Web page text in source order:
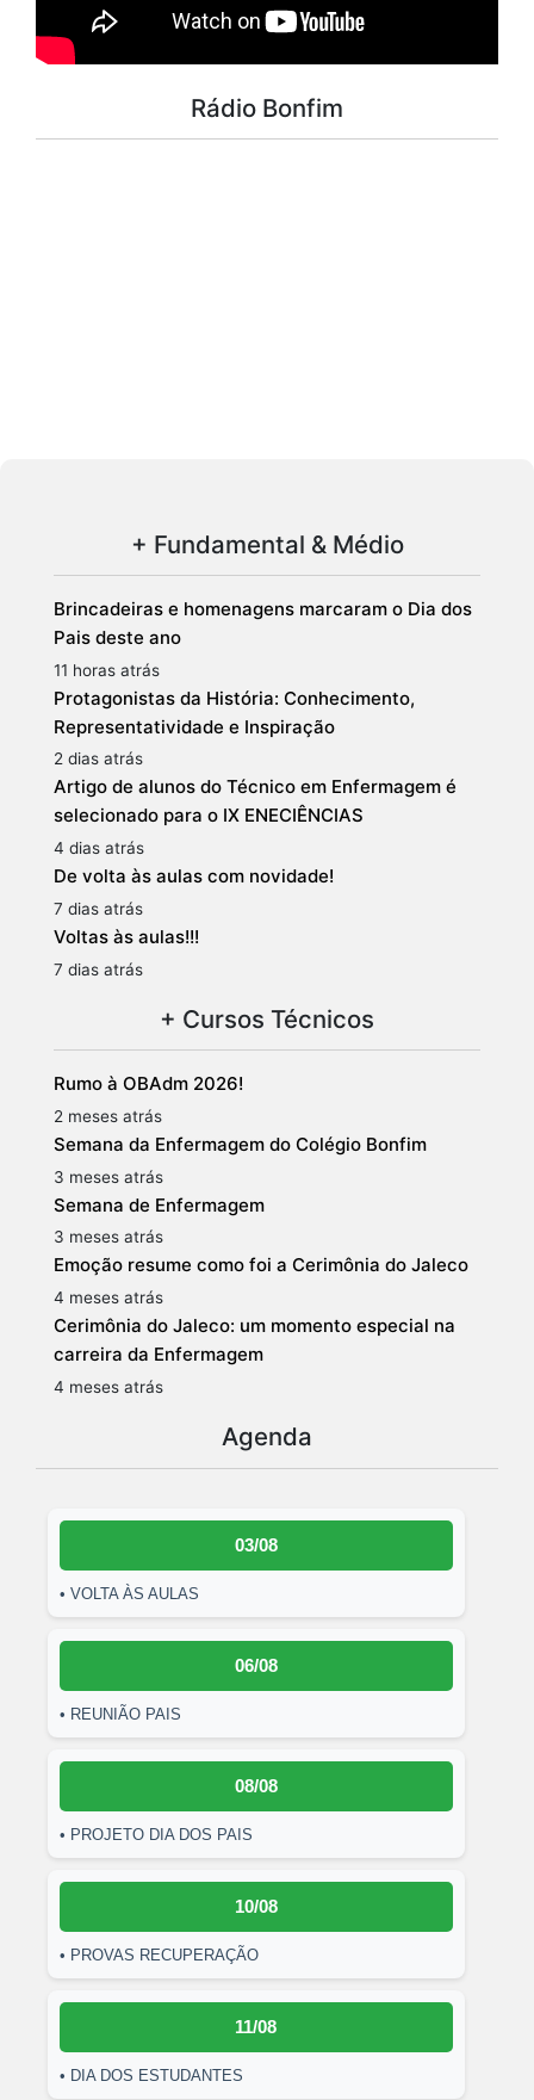
Rádio Bonfim
+ Fundamental & Médio
Brincadeiras e homenagens marcaram o Dia dos
Pais deste ano
11 horas atrás
Protagonistas da História: Conhecimento,
Representatividade e Inspiração
2 dias atrás
Artigo de alunos do Técnico em Enfermagem é
selecionado para o IX ENECIÊNCIAS
4 dias atrás
De volta às aulas com novidade!
7 dias atrás
Voltas às aulas!!!
7 dias atrás
+ Cursos Técnicos
Rumo à OBAdm 2026!
2 meses atrás
Semana da Enfermagem do Colégio Bonfim
3 meses atrás
Semana de Enfermagem
3 meses atrás
Emoção resume como foi a Cerimônia do Jaleco
4 meses atrás
Cerimônia do Jaleco: um momento especial na
carreira da Enfermagem
4 meses atrás
Agenda
03/08
• VOLTA ÀS AULAS
06/08
• REUNIÃO PAIS
08/08
• PROJETO DIA DOS PAIS
10/08
• PROVAS RECUPERAÇÃO
11/08
• DIA DOS ESTUDANTES